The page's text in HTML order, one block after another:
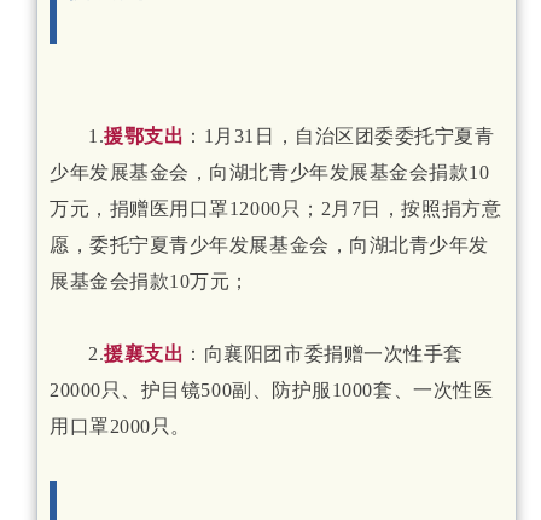
1.援鄂支出 ：1月31日，自治区团委委托宁夏青
少年发展基金会，向湖北青少年发展基金会捐款10
万元，捐赠医用口罩12000只；2月7日，按照捐方意
愿，委托宁夏青少年发展基金会，向湖北青少年发
展基金会捐款10万元；
2.援襄支出 ：向襄阳团市委捐赠一次性手套
20000只、护目镜500副、防护服1000套、一次性医
用口罩2000只。